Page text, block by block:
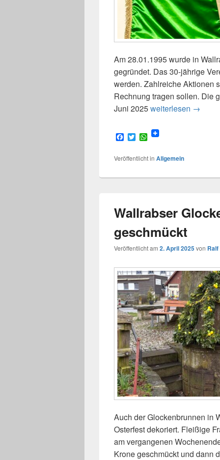
Am 28.01.1995 wurde in
gegründet. Das 30-jährige
werden. Zahlreiche Aktionen
Rechnung tragen sollen. Die
Juni 2025weiterlesen 30
→
F
a
e
o
T
w
t
e
W
t
A
Veröffentlicht in Allgemein
Wallrabser
geschmückt
Veröffentlicht am 2. April 2025von
Auch der Glockenbrunnen in
Osterfest dekoriert. Fleißige
am vergangenen
Krone geschmückt und dann